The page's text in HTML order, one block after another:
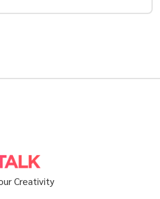
Creativity